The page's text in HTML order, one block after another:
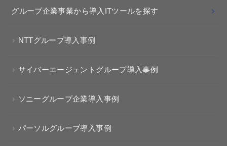
グループ企業事業から導入ITツールを探す
NTTグループ導入事例
サイバーエージェントグループ導入事例
ソニーグループ企業導入事例
パーソルグループ導入事例